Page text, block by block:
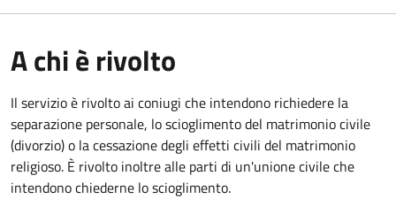
A chi è rivolto
Il servizio è rivolto ai coniugi che intendono richiedere la
separazione personale, lo scioglimento del matrimonio civile
(divorzio) o la cessazione degli effetti civili del matrimonio
religioso. È rivolto inoltre alle parti di un'unione civile che
intendono chiederne lo scioglimento.